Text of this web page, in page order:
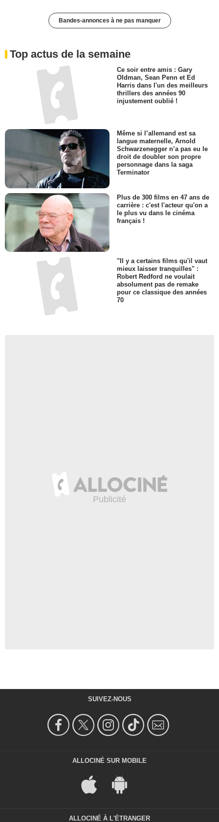
Bandes-annonces à ne pas manquer
Top actus de la semaine
Ce soir entre amis : Gary
Oldman, Sean Penn et Ed
Harris dans l'un des meilleurs
thrillers des années 90
injustement oublié !
Même si l’allemand est sa
langue maternelle, Arnold
Schwarzenegger n’a pas eu le
droit de doubler son propre
personnage dans la saga
Terminator
Plus de 300 films en 47 ans de
carrière : c'est l'acteur qu'on a
le plus vu dans le cinéma
français !
"Il y a certains films qu'il vaut
mieux laisser tranquilles" :
Robert Redford ne voulait
absolument pas de remake
pour ce classique des années
70
SUIVEZ-NOUS
ALLOCINÉ SUR MOBILE
ALLOCINÉ À L'ÉTRANGER